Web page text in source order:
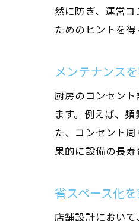
然に防ぎ、運営
ためのヒントを得
メンテナンス
厨房のコンセン
ます。例えば、
た、コンセント
果的に設備の長
省スペース化
店舗設計におい